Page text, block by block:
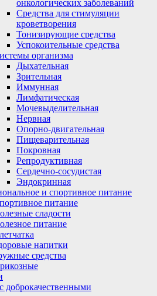
онкологических заболеваний
Средства для стимуляции
кроветворения
Тонизирующие средства
Успокоительные средства
организма
Дыхательная
Зрительная
Иммунная
Лимфатическая
Мочевыделительная
Нервная
Опорно-двигательная
Пищеварительная
Покровная
Репродуктивная
Сердечно-сосудистая
Эндокринная
и спортивное питание
питание
сладости
питание
напитки
средства
доброкачественными